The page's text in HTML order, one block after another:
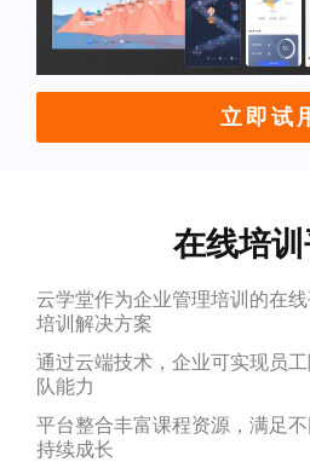
立即试
在线培
云学堂作为企业管理培训的在
培训解决方案
通过云端技术，企业可实现员
队能力
平台整合丰富课程资源，满足
持续成长